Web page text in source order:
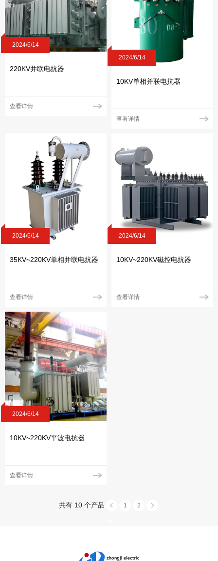
2024/6/14
220KV并联电抗器
查看详情
2024/6/14
10KV单相并联电抗器
查看详情
2024/6/14
35KV~220KV单相并联电抗器
查看详情
2024/6/14
10KV~220KV磁控电抗器
查看详情
2024/6/14
10KV~220KV平波电抗器
查看详情
共有 10 个产品 1 2